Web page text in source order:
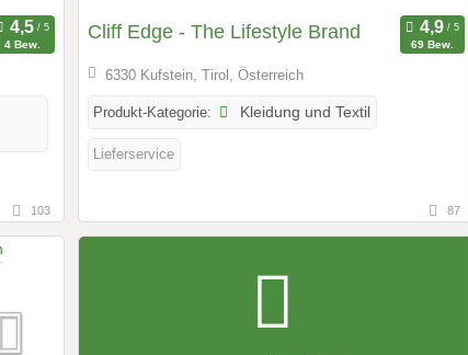
4 Bew.
103
Cliff Edge - The Lifestyle Brand
69 Bew.
6330 Kufstein, Tirol, Österreich
Produkt-Kategorie: Kleidung und Textil
Lieferservice
87